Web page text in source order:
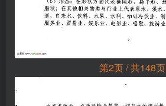
第2页 / 共148页